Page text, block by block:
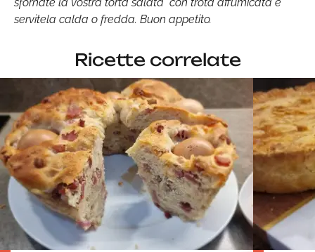
servitela calda o fredda. Buon appetito.
Ricette correlate